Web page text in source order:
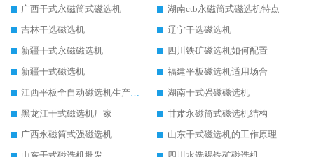
广西干式永磁筒式磁选机
湖南ctb永磁筒式磁选机特点
吉林干选磁选机
辽宁干选磁选机
新疆干式永磁磁选机
四川铁矿磁选机如何配置
新疆干式磁选机
福建平板磁选机适用场合
江西平板全自动磁选机生产厂家
湖南干式强磁磁选机
黑龙江干式磁选机厂家
甘肃永磁筒式磁选机结构
广西永磁筒式强磁选机
山东干式磁选机的工作原理